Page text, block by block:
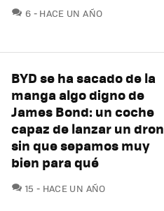
6 COMENTARIOS
HACE UN AÑO
BYD se ha sacado de la
manga algo digno de
James Bond: un coche
capaz de lanzar un dron
sin que sepamos muy
bien para qué
15 COMENTARIOS
HACE UN AÑO